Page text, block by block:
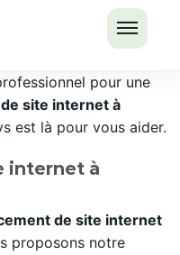
LE
MENU
pour une
site internet à
est là pour vous aider.
internet à
de site internet
proposons notre